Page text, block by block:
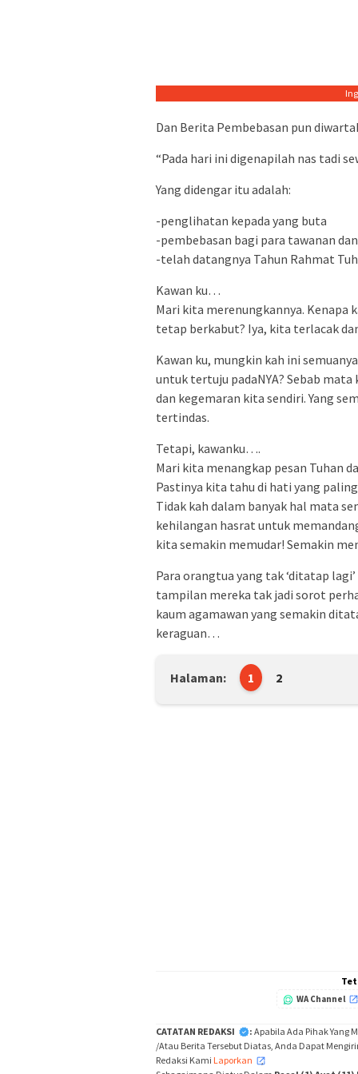
Dan Berita Pembebasan pun
“Pada hari ini digenapilah nas tadi
Yang didengar itu adalah:
-penglihatan kepada yang buta
-pembebasan bagi para tawanan
-telah datangnya Tahun Rahmat
Kawan ku…
Mari kita merenungkannya.
tetap berkabut? Iya, kita terlacak
Kawan ku, mungkin kah ini
untuk tertuju padaNYA? Sebab
dan kegemaran kita sendiri. Yang
tertindas.
Tetapi, kawanku….
Mari kita menangkap pesan Tuhan
Pastinya kita tahu di hati yang
Tidak kah dalam banyak hal mata
kehilangan hasrat untuk
kita semakin memudar! Semakin
Para orangtua yang tak ‘ditatap
tampilan mereka tak jadi sorot
kaum agamawan yang semakin
keraguan…
Halaman: 1 2
WA Channel
CATATAN REDAKSI : Apabila Ada Pihak Yang
/Atau Berita Tersebut Diatas, Anda Dapat
Redaksi Kami Laporkan
,